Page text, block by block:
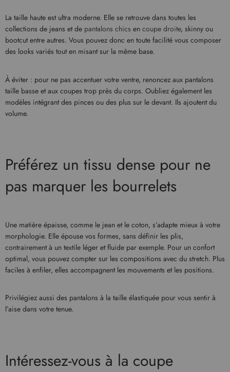
La taille haute est ultra moderne. Elle se retrouve dans toutes les
collections de jeans et de pantalons chics en coupe droite, skinny ou
bootcut entre autres. Vous pouvez donc en toute facilité vous composer
des looks variés tout en misant sur la même base.
À éviter : pour ne pas accentuer votre ventre, renoncez aux pantalons
taille basse et aux coupes trop près du corps. Oubliez également les
modèles intégrant des pinces ou des plus sur le devant. Ils ajoutent du
volume.
Préférez un tissu dense pour ne
pas marquer les bourrelets
Une matière épaisse, comme le jean et le coton, s’adapte mieux à votre
morphologie. Elle épouse vos formes, sans définir les plis,
contrairement à un textile léger et fluide par exemple. Pour un confort
optimal, vous pouvez compter sur les compositions avec du stretch. Plus
faciles à enfiler, elles accompagnent les mouvements et les positions.
Privilégiez aussi des pantalons à la taille élastiquée pour vous sentir à
l’aise dans votre tenue.
Intéressez-vous à la coupe